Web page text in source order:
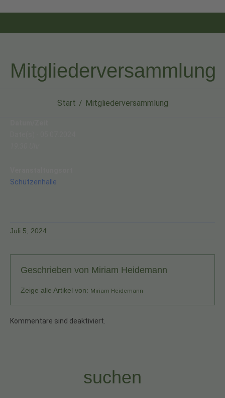
Mitgliederversammlung
Start Mitgliederversammlung
Schützenhalle
Juli 5, 2024
Geschrieben von Miriam Heidemann
Zeige alle Artikel von: Miriam Heidemann
Kommentare sind deaktiviert.
suchen